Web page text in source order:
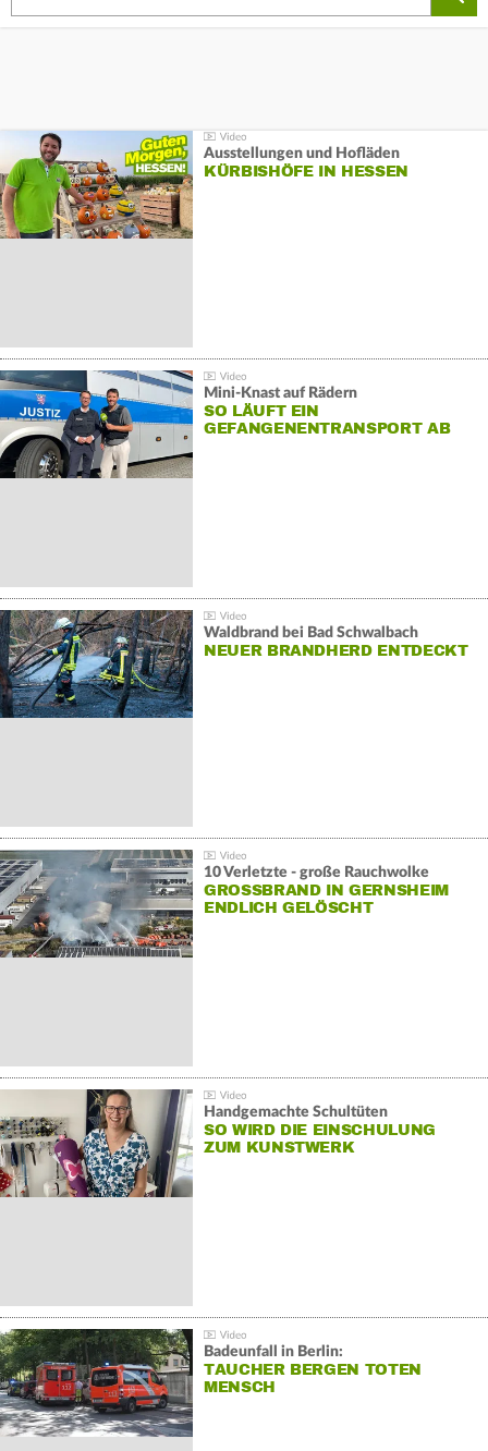
Ausstellungen und Hofläden
KÜRBISHÖFE IN HESSEN
Mini-Knast auf Rädern
SO LÄUFT EIN
GEFANGENENTRANSPORT AB
Waldbrand bei Bad Schwalbach
NEUER BRANDHERD ENTDECKT
10 Verletzte - große Rauchwolke
GROSSBRAND IN GERNSHEIM E
NDLICH GELÖSCHT
Handgemachte Schultüten
SO WIRD DIE EINSCHULUNG
ZUM KUNSTWERK
Badeunfall in Berlin:
TAUCHER BERGEN TOTEN
MENSCH